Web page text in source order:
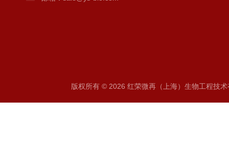
版权所有 © 2026 红荣微再（上海）生物工程技